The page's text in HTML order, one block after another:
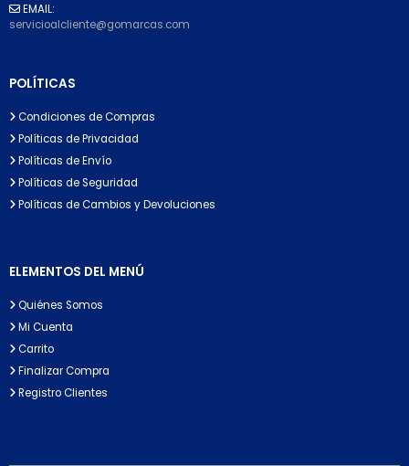
EMAIL:
servicioalcliente@gomarcas.com
POLÍTICAS
Condiciones de Compras
Políticas de Privacidad
Políticas de Envío
Políticas de Seguridad
Políticas de Cambios y Devoluciones
ELEMENTOS DEL MENÚ
Quiénes Somos
Mi Cuenta
Carrito
Finalizar Compra
Registro Clientes